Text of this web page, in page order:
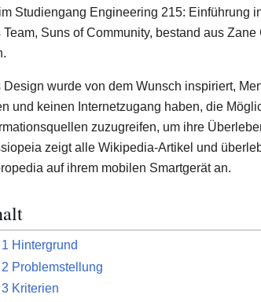
Studiengang Engineering 215: Einführung
Team, Suns of Community, bestand aus
Design wurde von dem Wunsch inspiriert,
und keinen Internetzugang haben, die
zuzugreifen, um ihre
zeigt alle Wikipedia-Artikel und
auf ihrem mobilen Smartgerät an.
1 Hintergrund
2 Problemstellung
3 Kriterien